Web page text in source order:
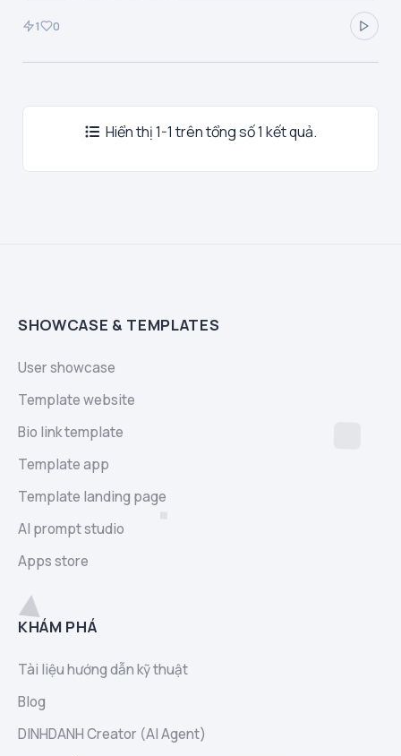
1 0
Hiển thị 1-1 trên tổng số 1 kết quả.
SHOWCASE & TEMPLATES
User showcase
Template website
Bio link template
Template app
Template landing page
AI prompt studio
Apps store
KHÁM PHÁ
Tài liệu hướng dẫn kỹ thuật
Blog
DINHDANH Creator (AI Agent)